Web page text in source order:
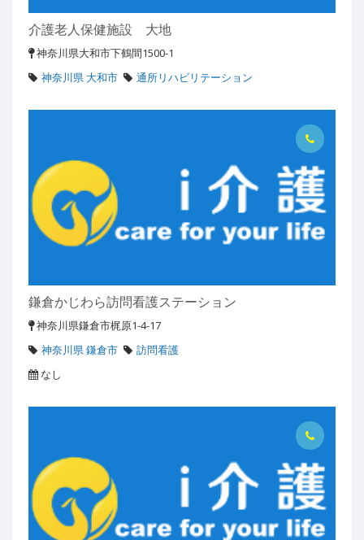
介護老人保健施設 大地
神奈川県大和市下鶴間1500-1
神奈川県 大和市
通所リハビリテーション
鎌倉かじわら訪問看護ステーション
神奈川県鎌倉市梶原1-4-17
神奈川県 鎌倉市
訪問看護
なし